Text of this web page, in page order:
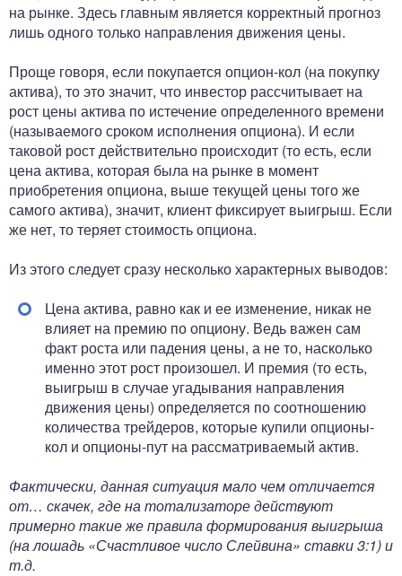
на рынке. Здесь главным является корректный прогноз
лишь одного только направления движения цены.
Проще говоря, если покупается опцион-кол (на покупку
актива), то это значит, что инвестор рассчитывает на
рост цены актива по истечение определенного времени
(называемого сроком исполнения опциона). И если
таковой рост действительно происходит (то есть, если
цена актива, которая была на рынке в момент
приобретения опциона, выше текущей цены того же
самого актива), значит, клиент фиксирует выигрыш. Если
же нет, то теряет стоимость опциона.
Из этого следует сразу несколько характерных выводов:
Цена актива, равно как и ее изменение, никак не
влияет на премию по опциону. Ведь важен сам
факт роста или падения цены, а не то, насколько
именно этот рост произошел. И премия (то есть,
выигрыш в случае угадывания направления
движения цены) определяется по соотношению
количества трейдеров, которые купили опционы-
кол и опционы-пут на рассматриваемый актив.
Фактически, данная ситуация мало чем отличается
от… скачек, где на тотализаторе действуют
примерно такие же правила формирования выигрыша
(на лошадь «Счастливое число Слейвина» ставки 3:1) и
т.д.